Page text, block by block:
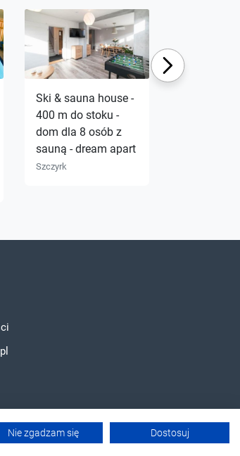
Ski & sauna house -
400 m do stoku -
dom dla 8 osób z
sauną - dream apart
Szczyrk
Next
Nie zgadzam się Dostosuj